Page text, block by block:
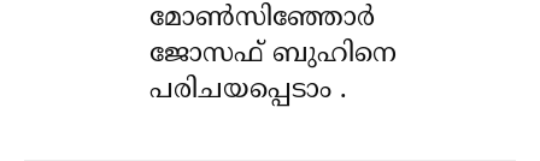
മോൺസിഞ്ഞോർ
ജോസഫ് ബുഹിനെ
പരിചയപ്പെടാം .